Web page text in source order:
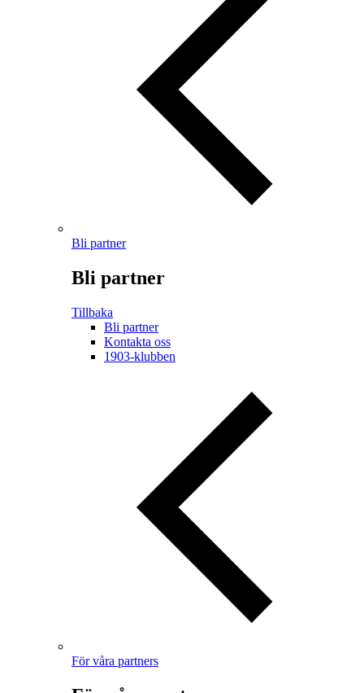
Bli partner
Bli partner
Tillbaka
Bli partner
Kontakta oss
1903-klubben
För våra partners